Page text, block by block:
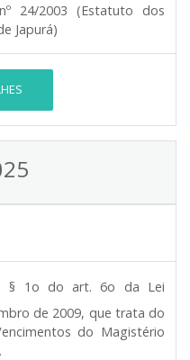
24/2003 (Estatuto dos
Japurá)
§ 1o do art. 6o da Lei
de 2009, que trata do
do Magistério